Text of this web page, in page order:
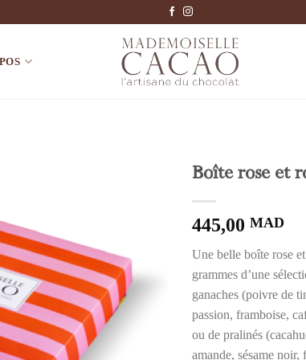
Boîte rose et
445,00 MAD
Une belle boîte rose
grammes d’une
ganaches (poivre de
passion, framboise,
ou de pralinés
amande, sésame